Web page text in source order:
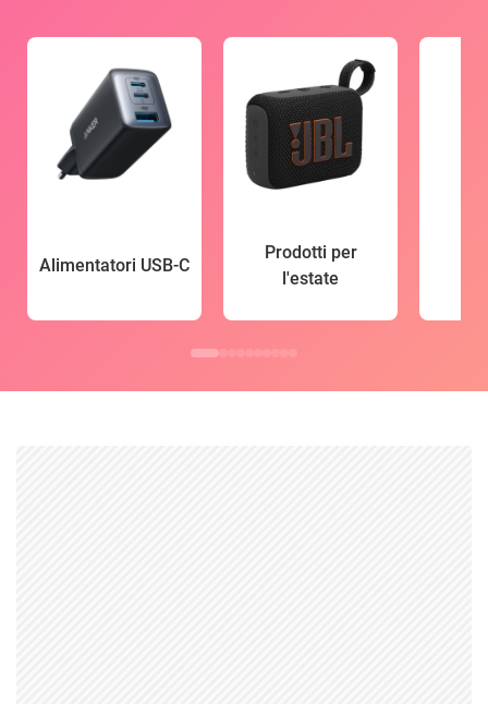
Alimentatori USB-C
Prodotti per
l'estate